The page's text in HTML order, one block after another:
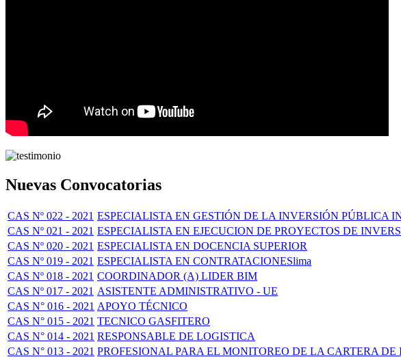
Nuevas Convocatorias
CAS Nº 022 - 2021 ESPECIALISTA EN GESTIÓN DE LA INVERSIÓN PÚBLICA
CAS Nº 021 - 2021 ESPECIALISTA EN EJECUCION DE PROYECTOS DE
CAS Nº 020 - 2021 ESPECIALISTA EN DOCENCIA SUPERIOR
CAS Nº 019 - 2021 ESPECIALISTA EN CONTRATACIONESlima
CAS Nº 018 - 2021 COORDINADOR (A) LIDER BIM
CAS Nº 017 - 2021 ASISTENTE ADMINISTRATIVO - UE
CAS N° 016 - 2021 APOYO TÉCNICO
CAS N° 015 - 2021 TECNICO GASFITERO
CAS N° 014 - 2021 RESPONSABLE DE LOGISTICA
CAS N° 013 - 2021 PROFESIONAL PARA EL MONITOREO DE LA CARTERA DE